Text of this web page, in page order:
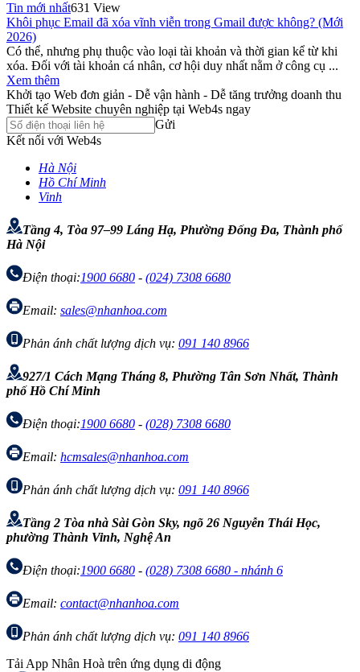
Tin mới nhất631 View
Khôi phục Email đã xóa vĩnh viễn trong Gmail được không? (Mới
2026)
Có thể, nhưng phụ thuộc vào loại tài khoản và thời gian kể từ khi
xóa. Đối với tài khoản cá nhân, cơ hội duy nhất nằm ở công cụ ...
Xem thêm
Khởi tạo Web đơn giản - Dễ vận hành - Dễ tăng trưởng doanh thu
Thiết kế Website chuyên nghiệp tại Web4s ngay
Gửi
Kết nối với Web4s
Hà Nội
Hồ Chí Minh
Vinh
Tầng 4, Tòa 97–99 Láng Hạ, Phường Đống Đa, Thành phố
Hà Nội
Điện thoại:1900 6680 - (024) 7308 6680
Email: sales@nhanhoa.com
Phản ánh chất lượng dịch vụ: 091 140 8966
927/1 Cách Mạng Tháng 8, Phường Tân Sơn Nhất, Thành
phố Hồ Chí Minh
Điện thoại:1900 6680 - (028) 7308 6680
Email: hcmsales@nhanhoa.com
Phản ánh chất lượng dịch vụ: 091 140 8966
Tầng 2 Tòa nhà Sài Gòn Sky, ngõ 26 Nguyễn Thái Học,
phường Thành Vinh, Nghệ An
Điện thoại:1900 6680 - (028) 7308 6680 - nhánh 6
Email: contact@nhanhoa.com
Phản ánh chất lượng dịch vụ: 091 140 8966
Tải App Nhân Hoà trên ứng dụng di động